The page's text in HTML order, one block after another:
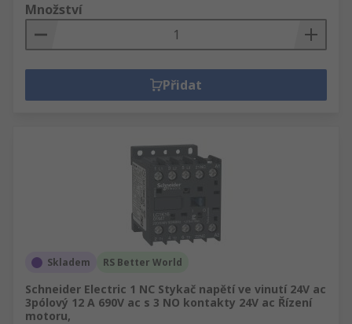
Množství
Přidat
Skladem RS Better World
Schneider Electric 1 NC Stykač napětí ve vinutí 24V ac
3pólový 12 A 690V ac s 3 NO kontakty 24V ac Řízení
motoru,